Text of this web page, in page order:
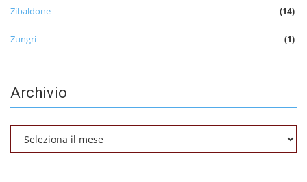
Zibaldone (14)
Zungri (1)
Archivio